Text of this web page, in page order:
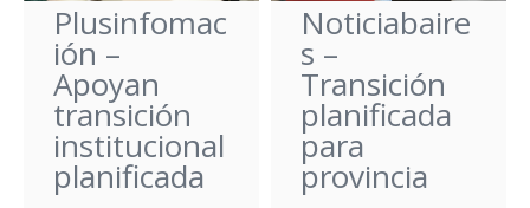
Plusinfomac
ión –
Apoyan
transición
institucional
planificada
Noticiabaire
s –
Transición
planificada
para
provincia